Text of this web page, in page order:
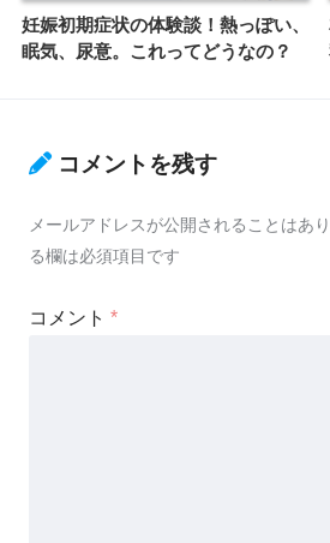
妊娠初期症状の体験談！熱っぽい、
眠気、尿意。これってどうなの？
コメントを残す
メールアドレスが公開されることはあり
る欄は必須項目です
コメント *